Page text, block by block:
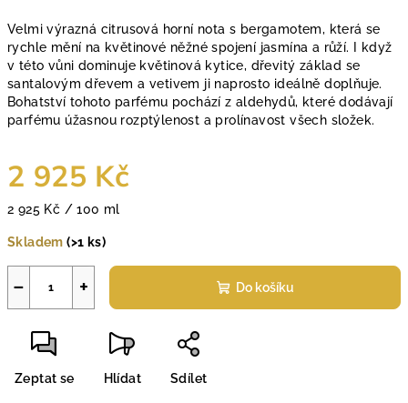
Velmi výrazná citrusová horní nota s bergamotem, která se
rychle mění na květinové něžné spojení jasmína a růží. I když
v této vůni dominuje květinová kytice, dřevitý základ se
santalovým dřevem a vetivem ji naprosto ideálně doplňuje.
Bohatství tohoto parfému pochází z aldehydů, které dodávají
parfému úžasnou rozptýlenost a prolínavost všech složek.
2 925 Kč
Měrná
2 925 Kč / 100 ml
Skladem(>1 ks)
+
− Do košíku
Zeptat se Hlídat Sdílet